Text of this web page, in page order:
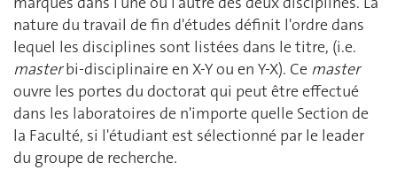
nature du travail de fin d'études définit l'ordre dans
lequel les disciplines sont listées dans le titre, (i.e.
masterbi-disciplinaire en X-Y ou en Y-X). Ce master
ouvre les portes du doctorat qui peut être effectué
dans les laboratoires de n'importe quelle Section de
la Faculté, si l'étudiant est sélectionné par le leader
du groupe de recherche.